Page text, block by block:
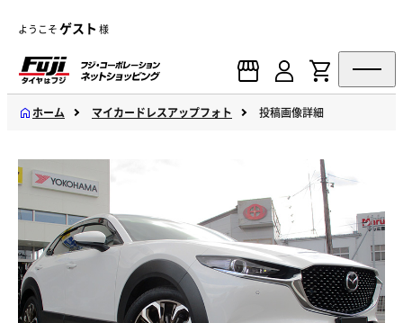
ようこそゲスト 様
ホーム マイカードレスアップフォト 投稿画像詳細